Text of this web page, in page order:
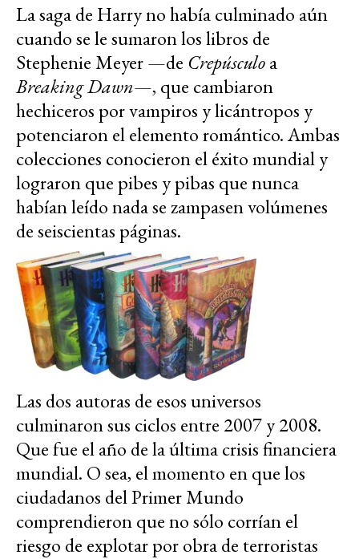
La saga de Harry no había culminado aún
cuando se le sumaron los libros de
Stephenie Meyer —de Crepúsculoa
Breaking Dawn—, que cambiaron
hechiceros por vampiros y licántropos y
potenciaron el elemento romántico. Ambas
colecciones conocieron el éxito mundial y
lograron que pibes y pibas que nunca
habían leído nada se zampasen volúmenes
de seiscientas páginas.
Las dos autoras de esos universos
culminaron sus ciclos entre 2007 y 2008.
Que fue el año de la última crisis financiera
mundial. O sea, el momento en que los
ciudadanos del Primer Mundo
comprendieron que no sólo corrían el
riesgo de explotar por obra de terroristas